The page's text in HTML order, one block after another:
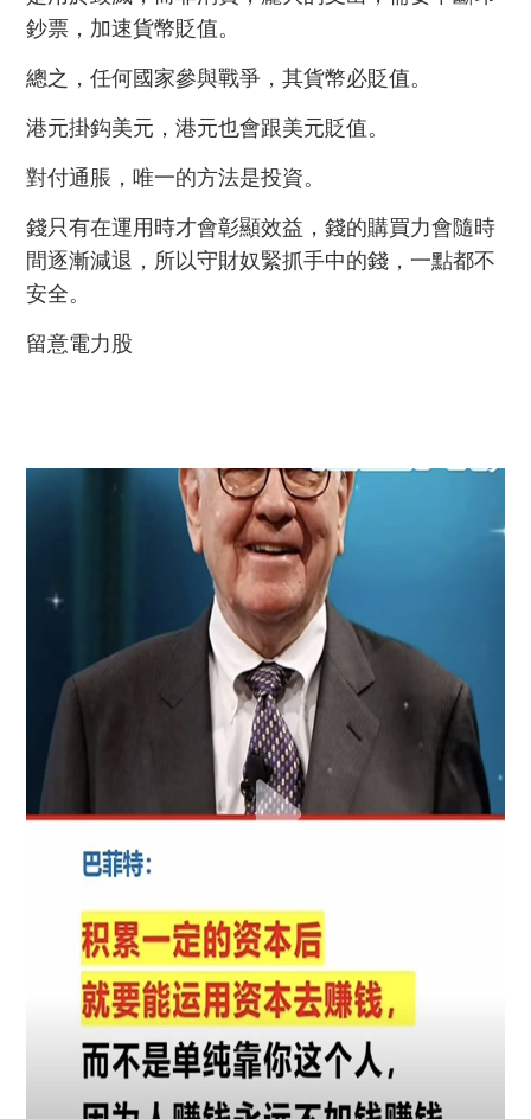
鈔票，加速貨幣貶值。
總之，任何國家參與戰爭，其貨幣必貶值。
港元掛鈎美元，港元也會跟美元貶值。
對付通脹，唯一的方法是投資。
錢只有在運用時才會彰顯效益，錢的購買力會隨時
間逐漸減退，所以守財奴緊抓手中的錢，一點都不
安全。
留意電力股